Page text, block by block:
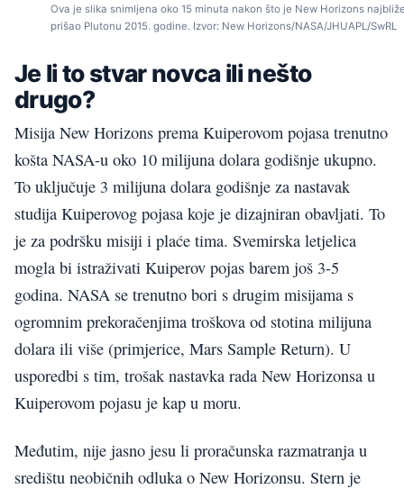
Ova je slika snimljena oko 15 minuta nakon što je New Horizons
prišao Plutonu 2015. godine. Izvor: New Horizons/NASA/JHUAPL/SwRL
Je li to stvar novca ili nešto
drugo?
Misija New Horizons prema Kuiperovom pojasa trenutno
košta NASA-u oko 10 milijuna dolara godišnje ukupno.
To uključuje 3 milijuna dolara godišnje za nastavak
studija Kuiperovog pojasa koje je dizajniran obavljati. To
je za podršku misiji i plaće tima. Svemirska letjelica
mogla bi istraživati Kuiperov pojas barem još 3-5
godina. NASA se trenutno bori s drugim misijama s
ogromnim prekoračenjima troškova od stotina milijuna
dolara ili više (primjerice, Mars Sample Return). U
usporedbi s tim, trošak nastavka rada New Horizonsa u
Kuiperovom pojasu je kap u moru.
Međutim, nije jasno jesu li proračunska razmatranja u
središtu neobičnih odluka o New Horizonsu. Stern je